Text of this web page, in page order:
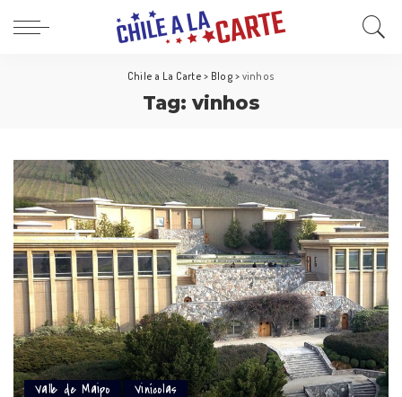
Chile a La Carte > Blog > vinhos
Tag: vinhos
Valle de Maipo Vinícolas